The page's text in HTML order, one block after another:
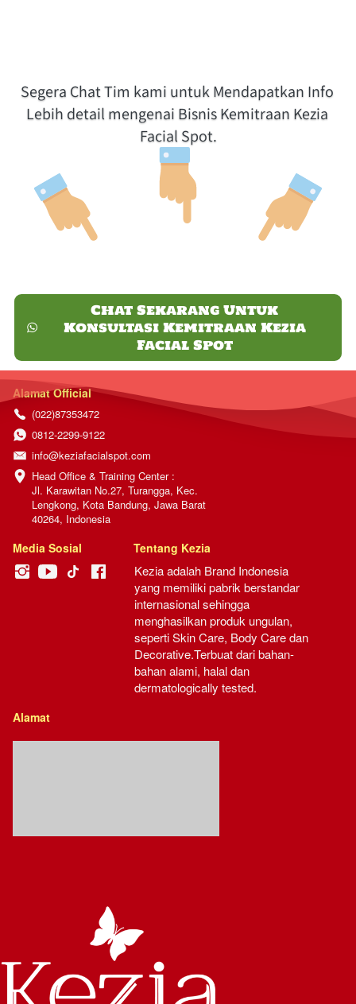
Segera Chat Tim kami untuk Mendapatkan Info
Lebih detail mengenai Bisnis Kemitraan Kezia
Facial Spot.
`
Chat Sekarang Untuk
Konsultasi Kemitraan Kezia
Facial Spot
Alamat Official
(022)87353472
0812-2299-9122
info@keziafacialspot.com
Head Office & Training Center :
Jl. Karawitan No.27, Turangga, Kec.
Lengkong, Kota Bandung, Jawa Barat
40264, Indonesia
Media Sosial Tentang Kezia
Kezia adalah Brand Indonesia
yang memiliki pabrik berstandar
internasional sehingga
menghasilkan produk ungulan,
seperti Skin Care, Body Care dan
Decorative.Terbuat dari bahan-
bahan alami, halal dan
dermatologically tested.
Alamat